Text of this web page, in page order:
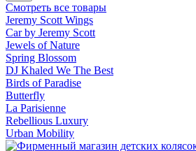
Смотреть все товары
Jeremy Scott Wings
Car by Jeremy Scott
Jewels of Nature
Spring Blossom
DJ Khaled We The Best
Birds of Paradise
Butterfly
La Parisienne
Rebellious Luxury
Urban Mobility